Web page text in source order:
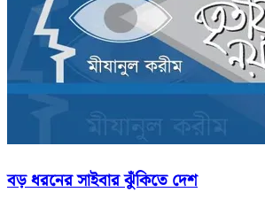
বড় ধরনের সাইবার ঝুঁকিতে দেশ